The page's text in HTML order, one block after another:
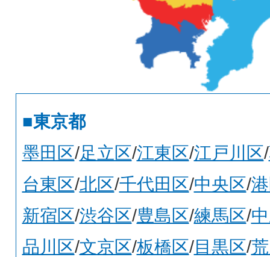
■東京都
墨田区/足立区/江東区/江戸川区/
台東区/北区/千代田区/中央区/
新宿区/渋谷区/豊島区/練馬区/
品川区/文京区/板橋区/目黒区/